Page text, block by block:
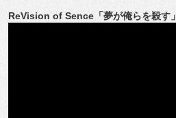
ReVision of Sence「夢が俺らを殺す」